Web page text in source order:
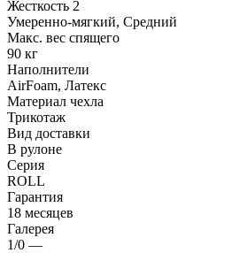
Жесткость 2
Умеренно-мягкий, Средний
Макс. вес спящего
90 кг
Наполнители
AirFoam, Латекс
Материал чехла
Трикотаж
Вид доставки
В рулоне
Серия
ROLL
Гарантия
18 месяцев
Галерея
1/0 —